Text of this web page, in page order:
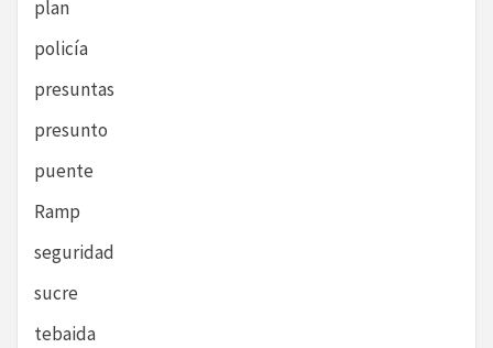
plan
policía
presuntas
presunto
puente
Ramp
seguridad
sucre
tebaida